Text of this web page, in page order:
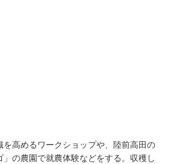
を高めるワークショップや、陸前高田の
」の農園で就農体験などをする。収穫し